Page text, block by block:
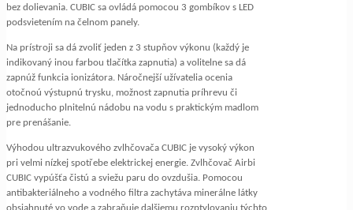
bez dolievania. CUBIC sa ovládá pomocou 3 gombíkov s LED
podsvietením na čelnom panely.
Na prístroji sa dá zvoliť jeden z 3 stupňov výkonu (každý je
indikovaný inou farbou tlačítka zapnutia) a volitelne sa dá
zapnúž funkcia ionizátora. Náročnejší užívatelia ocenia
otočnoú výstupnú trysku, možnost zapnutia príhrevu či
jednoducho plnitelnú nádobu na vodu s praktickým madlom
pre prenášanie.
Výhodou ultrazvukového zvlhčovača CUBIC je vysoký výkon
pri velmi nízkej spotřebe elektrickej energie. Zvlhčovač Airbi
CUBIC vypúšťa čistú a sviežu paru do ovzdušia. Pomocou
antibakteriálneho a vodného filtra zachytáva minerálne látky